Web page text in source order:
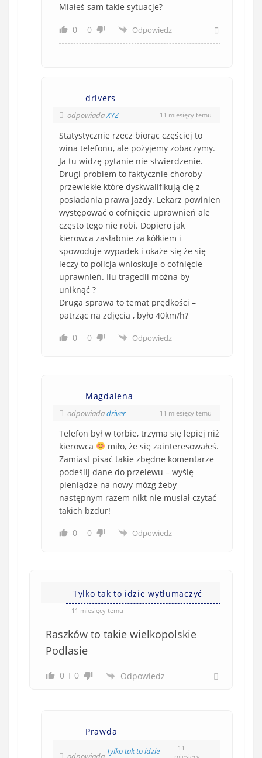
Miałeś sam takie sytuacje?
0 0 Odpowiedz
drivers
odpowiadaXYZ 11 miesięcy temu
Statystycznie rzecz biorąc częściej to
wina telefonu, ale pożyjemy zobaczymy.
Ja tu widzę pytanie nie stwierdzenie.
Drugi problem to faktycznie choroby
przewlekłe które dyskwalifikują cię z
posiadania prawa jazdy. Lekarz powinien
występować o cofnięcie uprawnień ale
często tego nie robi. Dopiero jak
kierowca zasłabnie za kółkiem i
spowoduje wypadek i okaże się że się
leczy to policja wnioskuje o cofnięcie
uprawnień. Ilu tragedii można by
uniknąć ?
Druga sprawa to temat prędkości –
patrząc na zdjęcia , było 40km/h?
0
0 Odpowiedz
Magdalena
odpowiadadriver 11 miesięcy temu
Telefon był w torbie, trzyma się lepiej niż
kierowca
miło, że się zainteresowałeś.
Zamiast pisać takie zbędne komentarze
podeślij dane do przelewu – wyślę
pieniądze na nowy mózg żeby
następnym razem nikt nie musiał czytać
takich bzdur!
0
0 Odpowiedz
Tylko tak to idzie wytłumaczyć
11 miesięcy temu
Raszków to takie wielkopolskie
Podlasie
0 0 Odpowiedz
Prawda
Tylko tak to idzie
11